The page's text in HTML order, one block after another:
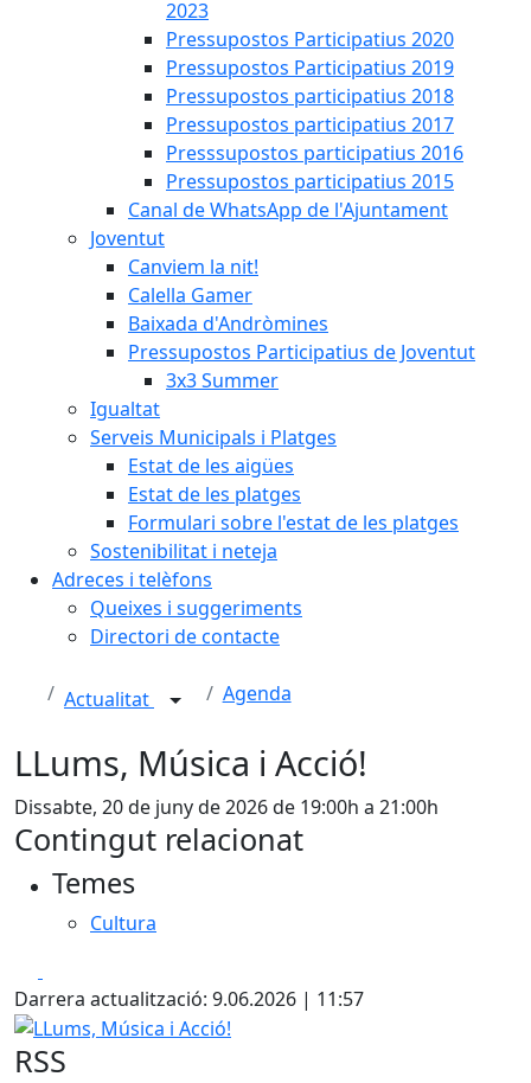
2023
Pressupostos Participatius 2020
Pressupostos Participatius 2019
Pressupostos participatius 2018
Pressupostos participatius 2017
Presssupostos participatius 2016
Pressupostos participatius 2015
Canal de WhatsApp de l'Ajuntament
Joventut
Canviem la nit!
Calella Gamer
Baixada d'Andròmines
Pressupostos Participatius de Joventut
3x3 Summer
Igualtat
Serveis Municipals i Platges
Estat de les aigües
Estat de les platges
Formulari sobre l'estat de les platges
Sostenibilitat i neteja
Adreces i telèfons
Queixes i suggeriments
Directori de contacte
Actualitat Agenda
LLums, Música i Acció!
Dissabte, 20 de juny de 2026 de 19:00h a 21:00h
Contingut relacionat
Temes
Cultura
Darrera actualització: 9.06.2026 | 11:57
LLums, Música i Acció!
RSS